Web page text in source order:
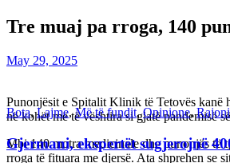
Tre muaj pa rroga, 140
May 29, 2025
Punonjësit e Spitalit Klinik të Tetovës kanë
në kohët më të vështira si gjatë pandemisë
Mbi 140 motra medicinale dhe punonjës të
rroga të fituara me djersë. Ata shprehen se
Bota,Lajme,Më të fundit,Opinione,Rajoni
Gjermani, ekspertët sugjerojnë